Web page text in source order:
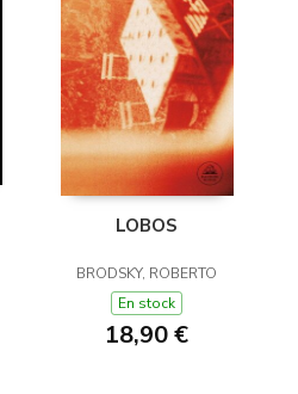
LOBOS
BRODSKY, ROBERTO
En stock
18,90 €